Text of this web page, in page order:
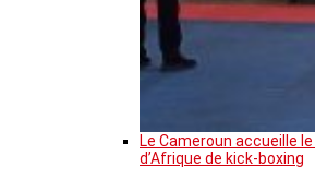
Le Cameroun accueille
d’Afrique de kick-boxing